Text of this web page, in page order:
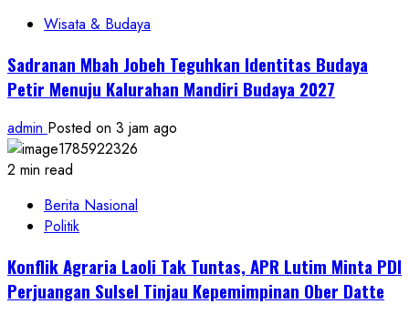
Wisata & Budaya
Sadranan Mbah Jobeh Teguhkan Identitas Budaya
Petir Menuju Kalurahan Mandiri Budaya 2027
admin Posted on 3 jam ago
2 min read
Berita Nasional
Politik
Konflik Agraria Laoli Tak Tuntas, APR Lutim Minta PDI
Perjuangan Sulsel Tinjau Kepemimpinan Ober Datte